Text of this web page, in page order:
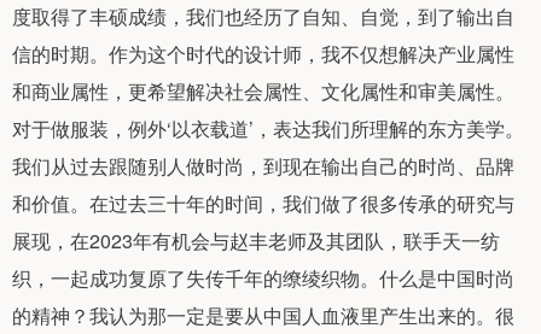
度取得了丰硕成绩，我们也经历了自知、自觉，到了输出自
信的时期。作为这个时代的设计师，我不仅想解决产业属性
和商业属性，更希望解决社会属性、文化属性和审美属性。
对于做服装，例外‘以衣载道’，表达我们所理解的东方美学。
我们从过去跟随别人做时尚，到现在输出自己的时尚、品牌
和价值。在过去三十年的时间，我们做了很多传承的研究与
展现，在2023年有机会与赵丰老师及其团队，联手天一纺
织，一起成功复原了失传千年的缭绫织物。什么是中国时尚
的精神？我认为那一定是要从中国人血液里产生出来的。很